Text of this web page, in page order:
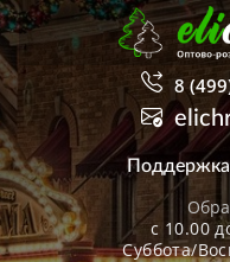
8
с 10.00
Суббота/